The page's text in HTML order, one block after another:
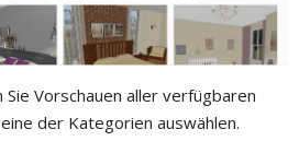
Sie Vorschauen aller verfügbaren
der Kategorien auswählen.